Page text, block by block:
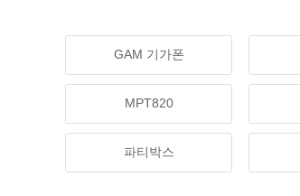
GAM 기가폰
MPT820
파티박스